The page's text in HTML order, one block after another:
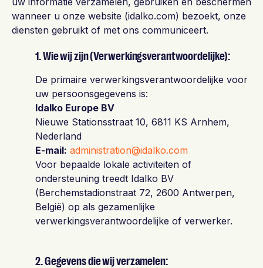
wanneer u onze website (idalko.com) bezoekt, onze
diensten gebruikt of met ons communiceert.
1. Wie wij zijn (Verwerkingsverantwoordelijke):
De primaire verwerkingsverantwoordelijke voor
uw persoonsgegevens is:
Idalko Europe BV
Nieuwe Stationsstraat 10, 6811 KS Arnhem,
Nederland
E-mail: administration@idalko.com
Voor bepaalde lokale activiteiten of
ondersteuning treedt Idalko BV
(Berchemstadionstraat 72, 2600 Antwerpen,
België) op als gezamenlijke
verwerkingsverantwoordelijke of verwerker.
2. Gegevens die wij verzamelen: